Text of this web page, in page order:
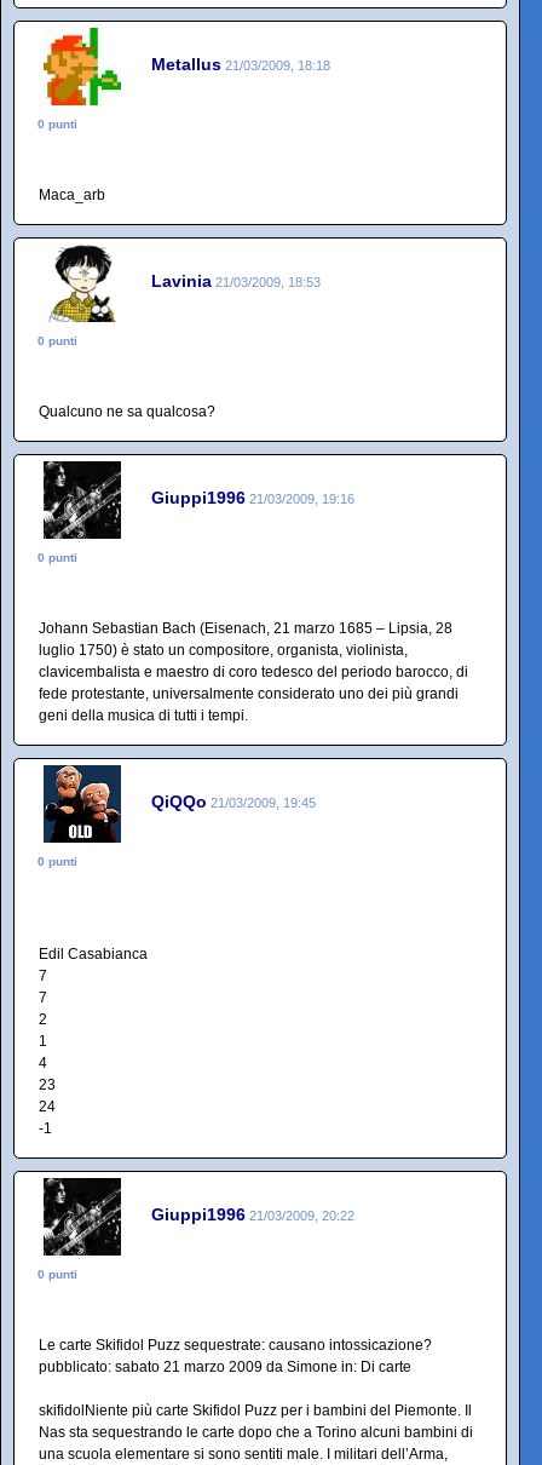
Metallus 21/03/2009, 18:18
0 punti
Maca_arb
Lavinia 21/03/2009, 18:53
0 punti
Qualcuno ne sa qualcosa?
Giuppi1996 21/03/2009, 19:16
0 punti
Johann Sebastian Bach (Eisenach, 21 marzo 1685 – Lipsia, 28
luglio 1750) è stato un compositore, organista, violinista,
clavicembalista e maestro di coro tedesco del periodo barocco, di
fede protestante, universalmente considerato uno dei più grandi
geni della musica di tutti i tempi.
QiQQo 21/03/2009, 19:45
0 punti
Edil Casabianca
7
7
2
1
4
23
24
-1
Giuppi1996 21/03/2009, 20:22
0 punti
Le carte Skifidol Puzz sequestrate: causano intossicazione?
pubblicato: sabato 21 marzo 2009 da Simone in: Di carte
skifidolNiente più carte Skifidol Puzz per i bambini del Piemonte. Il
Nas sta sequestrando le carte dopo che a Torino alcuni bambini di
una scuola elementare si sono sentiti male. I militari dell’Arma,